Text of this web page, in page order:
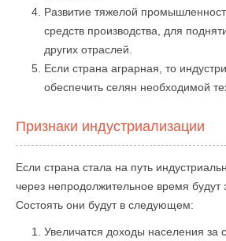
Развитие тяжелой
средств производства, для
других отраслей.
Если страна аграрная, то
обеспечить селян необходимой
Признаки индустриализации
Если страна стала на путь
через непродолжительное время будут
Состоять они будут в следующем:
Увеличатся доходы населения за